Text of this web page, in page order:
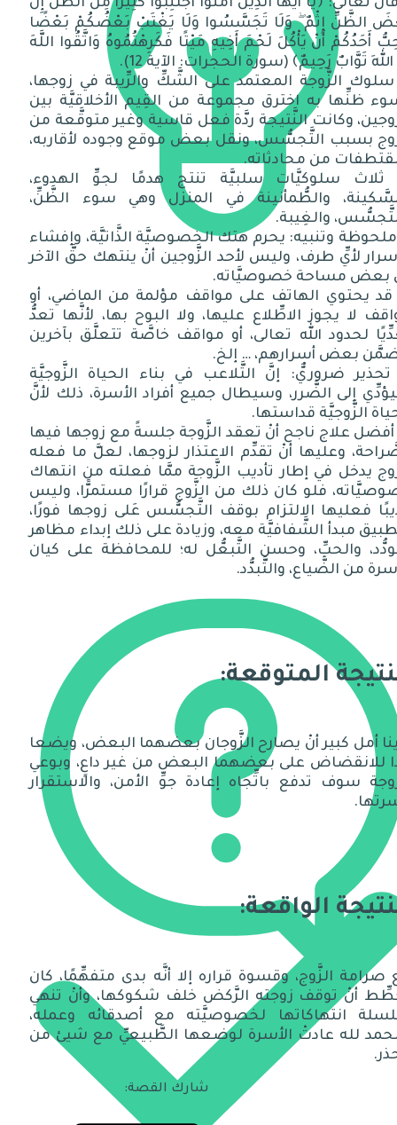
قال تعالى: ﴿يَا أَيُّهَا الَّذِينَ آمَنُوا اجْتَنِبُوا كَثِيرًا مِنَ الظَّنِّ إِنَّ
الظَّنِّ إِثْمٌ ۖ وَلَا تَجَسَّسُوا وَلَا يَغْتَبْ بَعْضُكُمْ بَعْضًا
أَحَدُكُمْ أَنْ يَأْكُلَ لَحْمَ أَخِيهِ مَيْتًا فَكَرِهْتُمُوهُ وَاتَّقُوا اللَّهَ
تَوَّابٌ رَحِيمٌ﴾ (سورة الحجرات: الآية 12).
سلوك الزَّوجة المعتمد على الشَّكِّ والرِّيبة في زوجها،
ظنِّها به اخترق مجموعة من القِيم الأخلاقيَّة بين
وكانت النَّتيجة ردَّة فعل قاسية وغير متوقَّعة من
بسبب التَّجسُّس، ونقل بعض موقع وجوده لأقاربه،
من محادثاته.
ثلاث سلوكيَّات سلبيَّة تنتج هدمًا لجوِّ الهدوء،
والطُّمأنينة في المنزل وهي سوء الظَّنِّ،
والغِيبة.
ملحوظة وتنبيه: يحرم هتك الخصوصيَّة الذَّاتيَّة، وإفشاء
لأيِّ طرف، وليس لأحد الزَّوجين أنْ ينتهك حقَّ الآخر
بعض مساحة خصوصيَّاته.
قد يحتوي الهاتف على مواقف مؤلمة من الماضي، أو
لا يجوز الاطِّلاع عليها، ولا البوح بها، لأنَّها تعدُّ
لحدود الله تعالى، أو مواقف خاصَّة تتعلَّق بآخرين
بعض أسرارهم، … إلخ.
تحذير ضروريٌّ: إنَّ التَّلاعب في بناء الحياة الزَّوجيَّة
إلى الضَّرر، وسيطال جميع أفراد الأسرة، ذلك لأنَّ
الزَّوجيَّة قداستها.
أفضل علاج ناجح أنْ تعقد الزَّوجة جلسةً مع زوجها فيها
وعليها أنْ تقدِّم الاعتذار لزوجها، لعلَّ ما فعله
يدخل في إطار تأديب الزَّوجة ممَّا فعلته من انتهاك
فلو كان ذلك من الزَّوج قرارًا مستمرًّا، وليس
فعليها الالتزام بوقف التَّجسُّس عَلى زوجها فورًا،
مبدأ الشَّفافيَّة معه، وزيادة على ذلك إبداء مظاهر
والحبِّ، وحسنِ التَّبعُّل له؛ للمحافظة على كيان
من الضَّياع، والتَّبدُّد.
المتوقعة:
أمل كبير أنْ يصارح الزَّوجان بعضهما البعض، ويضعا
للانقضاض على بعضهما البعض من غير داعٍ، وبوعي
سوف تدفع باتِّجاه إعادة جوِّ الأمن، والاستقرار
الواقعة:
صرامة الزَّوج، وقسوة قراره إلا أنَّه بدى متفهِّمًا، كان
أنْ توقف زوجته الرَّكض خلف شكوكها، وأنْ تنهي
انتهاكاتها لخصوصيَّته مع أصدقائه وعمله،
لله عادتْ الأسرة لوضعها الطَّبيعيِّ مع شيئ من
شارك القصة: